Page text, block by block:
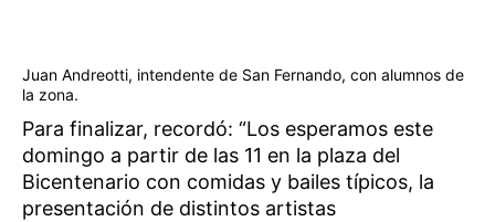
Juan Andreotti, intendente de San Fernando, con alumnos de
la zona.
Para finalizar, recordó: “Los esperamos este
domingo a partir de las 11 en la plaza del
Bicentenario con comidas y bailes típicos, la
presentación de distintos artistas